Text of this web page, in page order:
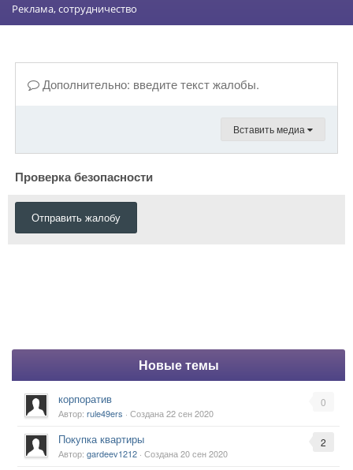
Реклама, сотрудничество
Дополнительно: введите текст жалобы.
Вставить медиа
Проверка безопасности
Отправить жалобу
Новые темы
0
корпоратив
Автор: rule49ers · Создана22 сен 2020
2
Покупка квартиры
Автор: gardeev1212 · Создана20 сен 2020